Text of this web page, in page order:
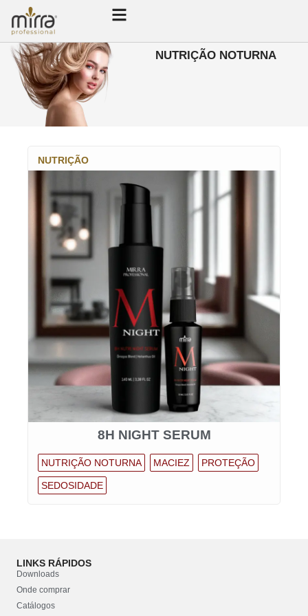
NUTRIÇÃO NOTURNA
NUTRIÇÃO
8H NIGHT SERUM
NUTRIÇÃO NOTURNA MACIEZ PROTEÇÃO
SEDOSIDADE
LINKS RÁPIDOS
Downloads
Onde comprar
Catálogos